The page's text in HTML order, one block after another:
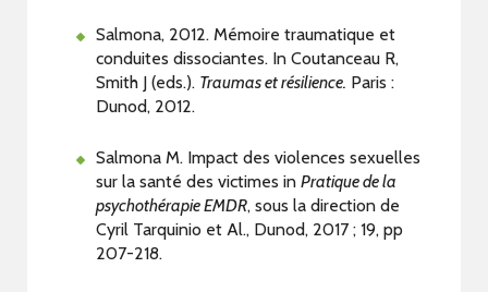
Salmona, 2012. Mémoire traumatique et
conduites dissociantes. In Coutanceau R,
Smith J (eds.). Traumas et résilience. Paris :
Dunod, 2012.
Salmona M. Impact des violences sexuelles
sur la santé des victimes in Pratique de la
psychothérapie EMDR, sous la direction de
Cyril Tarquinio et Al., Dunod, 2017 ; 19, pp
207-218.